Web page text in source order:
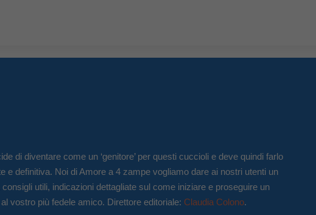
di diventare come un ‘genitore’ per questi cuccioli e deve quindi farlo
e definitiva. Noi di Amore a 4 zampe vogliamo dare ai nostri utenti un
utili, indicazioni dettagliate sul come iniziare e proseguire un
vostro più fedele amico. Direttore editoriale: Claudia Colono.